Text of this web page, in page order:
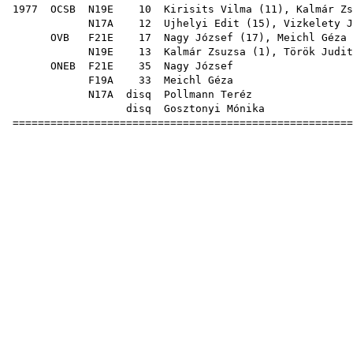
1977 OCSB N19E 10 Kirisits Vilma ( 11 ), Kalmár
N17A 12 Ujhelyi Edit ( 15 ), Vizkelety
OVB F21E 17 Nagy József ( 17 ), Meichl Géza
N19E 13 Kalmár Zsuzsa ( 1 ), Török Judit
ONEB F21E 35
Nagy József
F19A 33
Meichl Géza
N17A disq
Pollmann Teréz
disq
Gosztonyi Mónika